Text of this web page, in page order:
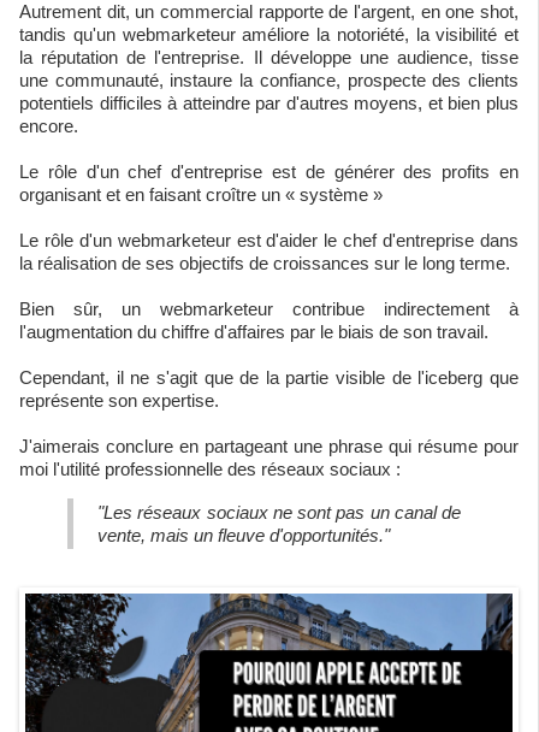
Autrement dit, un commercial rapporte de l'argent, en one shot,
tandis qu'un webmarketeur améliore la notoriété, la visibilité et
la réputation de l'entreprise. Il développe une audience, tisse
une communauté, instaure la confiance, prospecte des clients
potentiels difficiles à atteindre par d'autres moyens, et bien plus
encore.
Le rôle d'un chef d'entreprise est de générer des profits en
organisant et en faisant croître un « système »
Le rôle d'un webmarketeur est d'aider le chef d'entreprise dans
la réalisation de ses objectifs de croissances sur le long terme.
Bien sûr, un webmarketeur contribue indirectement à
l'augmentation du chiffre d'affaires par le biais de son travail.
Cependant, il ne s'agit que de la partie visible de l'iceberg que
représente son expertise.
J'aimerais conclure en partageant une phrase qui résume pour
moi l'utilité professionnelle des réseaux sociaux :
"Les réseaux sociaux ne sont pas un canal de
vente, mais un fleuve d'opportunités."